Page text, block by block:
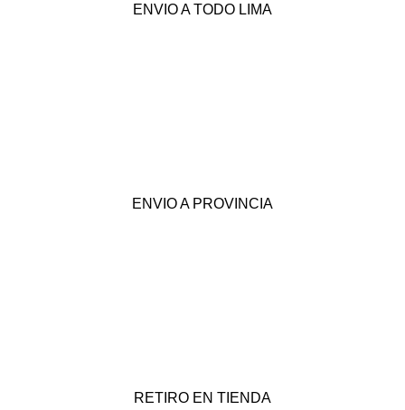
ENVIO A TODO LIMA
ENVIO A PROVINCIA
RETIRO EN TIENDA